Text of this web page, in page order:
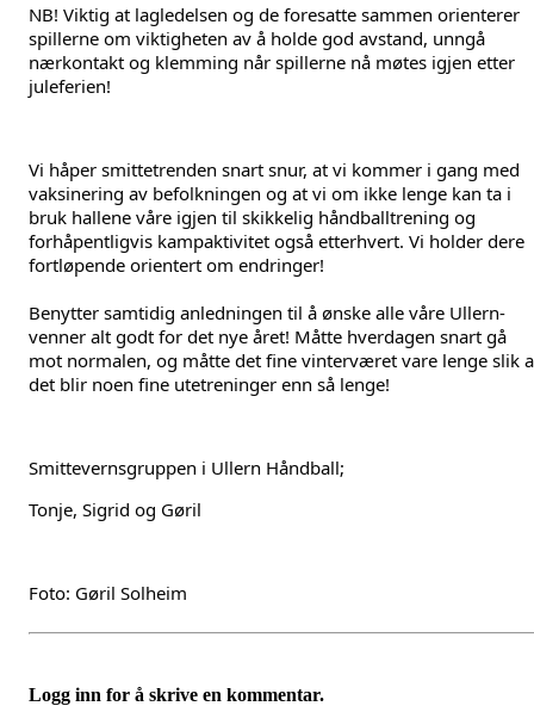
NB! Viktig at lagledelsen og de foresatte sammen orienterer
spillerne om viktigheten av å holde god avstand, unngå
nærkontakt og klemming når spillerne nå møtes igjen etter
juleferien!
Vi håper smittetrenden snart snur, at vi kommer i gang med
vaksinering av befolkningen og at vi om ikke lenge kan ta i
bruk hallene våre igjen til skikkelig håndballtrening og
forhåpentligvis kampaktivitet også etterhvert. Vi holder dere
fortløpende orientert om endringer!
Benytter samtidig anledningen til å ønske alle våre Ullern-
venner alt godt for det nye året! Måtte hverdagen snart gå
mot normalen, og måtte det fine vinterværet vare lenge slik
det blir noen fine utetreninger enn så lenge!
Smittevernsgruppen i Ullern Håndball;
Tonje, Sigrid og Gøril
Foto: Gøril Solheim
Logg inn for å skrive en kommentar.